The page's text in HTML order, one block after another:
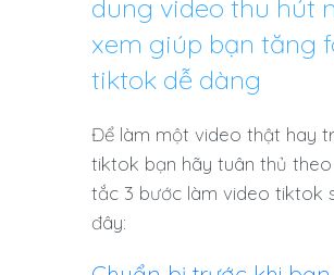
dung video thu hút
xem giúp bạn tăng
tiktok dễ dàng
Để làm một video thật hay
tiktok bạn hãy tuân thủ
tắc 3 bước làm video tiktok
đây: